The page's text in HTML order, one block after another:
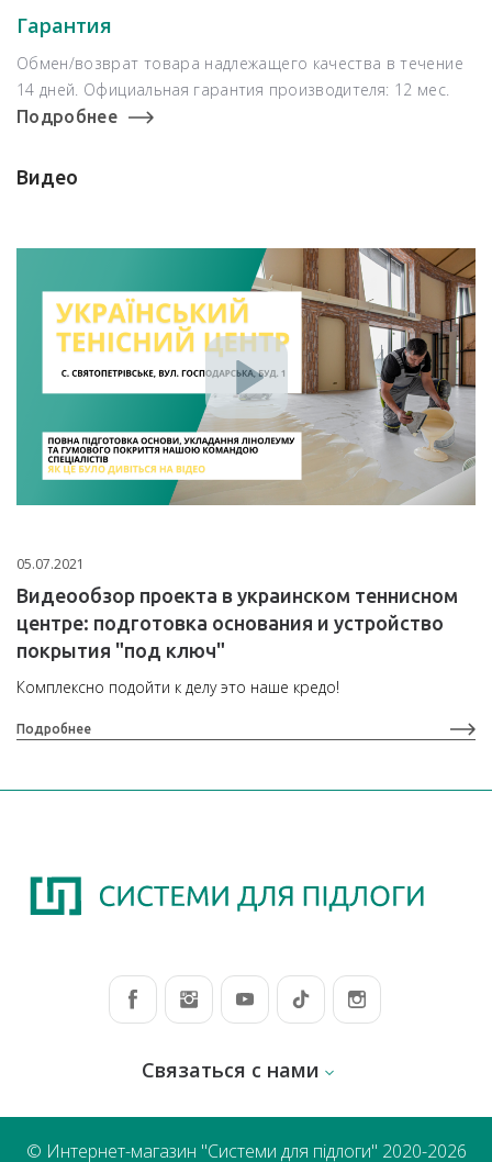
Гарантия
Обмен/возврат товара надлежащего качества в течение
14 дней. Официальная гарантия производителя: 12 мес.
Подробнее
Видео
05.07.2021
Видеообзор проекта в украинском теннисном
центре: подготовка основания и устройство
покрытия "под ключ"
Комплексно подойти к делу это наше кредо!
Подробнее
Связаться с нами
© Интернет-магазин "Системи для підлоги" 2020-2026